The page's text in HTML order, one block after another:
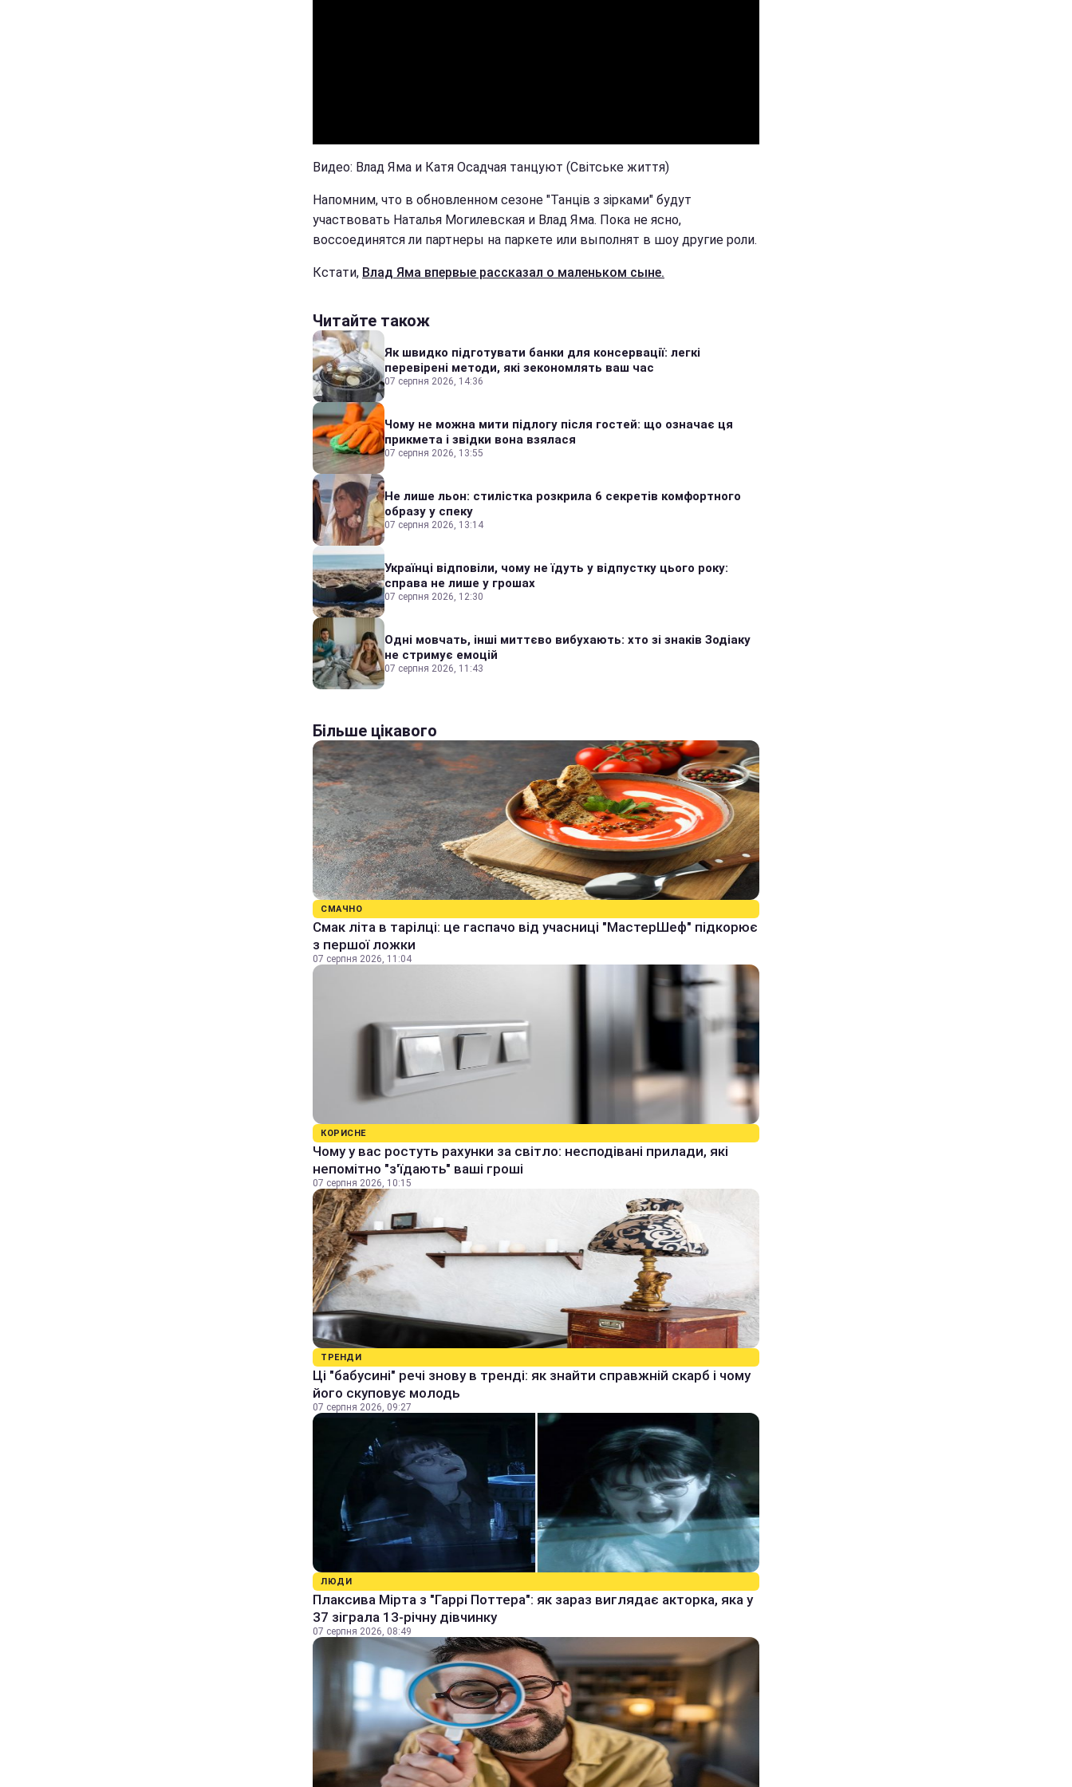
Видео: Влад Яма и Катя Осадчая танцуют (Світське життя)
Напомним, что в обновленном сезоне "Танців з зірками" будут
участвовать Наталья Могилевская и Влад Яма. Пока не ясно,
воссоединятся ли партнеры на паркете или выполнят в шоу другие роли.
Кстати, Влад Яма впервые рассказал о маленьком сыне.
Читайте також
Як швидко підготувати банки для консервації: легкі
перевірені методи, які зекономлять ваш час
07 серпня 2026, 14:36
Чому не можна мити підлогу після гостей: що означає ця
прикмета і звідки вона взялася
07 серпня 2026, 13:55
Не лише льон: стилістка розкрила 6 секретів комфортного
образу у спеку
07 серпня 2026, 13:14
Українці відповіли, чому не їдуть у відпустку цього року:
справа не лише у грошах
07 серпня 2026, 12:30
Одні мовчать, інші миттєво вибухають: хто зі знаків Зодіаку
не стримує емоцій
07 серпня 2026, 11:43
Більше цікавого
СМАЧНО
Смак літа в тарілці: це гаспачо від учасниці "МастерШеф" підкорює
з першої ложки
07 серпня 2026, 11:04
КОРИСНЕ
Чому у вас ростуть рахунки за світло: несподівані прилади, які
непомітно "з'їдають" ваші гроші
07 серпня 2026, 10:15
ТРЕНДИ
Ці "бабусині" речі знову в тренді: як знайти справжній скарб і чому
його скуповує молодь
07 серпня 2026, 09:27
ЛЮДИ
Плаксива Мірта з "Гаррі Поттера": як зараз виглядає акторка, яка у
37 зіграла 13-річну дівчинку
07 серпня 2026, 08:49